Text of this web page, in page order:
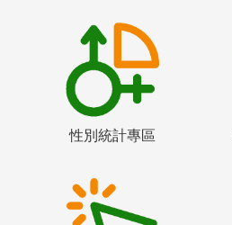
性別統計專區